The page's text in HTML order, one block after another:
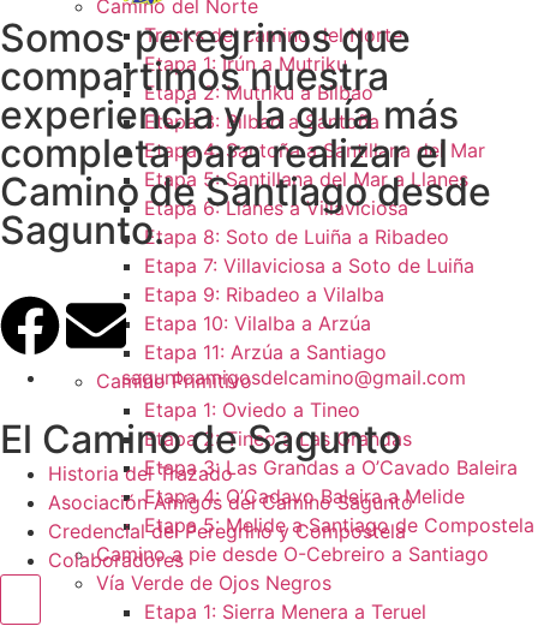
Camino del Norte
Tracks del camino del Norte
Etapa 1: Irún a Mutriku
Etapa 2: Mutriku a Bilbao
Etapa 3: Bilbao a Santoña
Etapa 4: Santoña a Santillana del Mar
Etapa 5: Santillana del Mar a Llanes
Etapa 6: Llanes a Villaviciosa
Etapa 8: Soto de Luiña a Ribadeo
Etapa 7: Villaviciosa a Soto de Luiña
Etapa 9: Ribadeo a Vilalba
Etapa 10: Vilalba a Arzúa
Etapa 11: Arzúa a Santiago
Camino Primitivo
Etapa 1: Oviedo a Tineo
Etapa 2: Tineo a Las Grandas
Etapa 3: Las Grandas a O’Cavado Baleira
Etapa 4: O’Cadavo Baleira a Melide
Etapa 5: Melide a Santiago de Compostela
Camino a pie desde O-Cebreiro a Santiago
Vía Verde de Ojos Negros
Etapa 1: Sierra Menera a Teruel
Somos peregrinos que
compartimos nuestra
experiencia y la guía más
completa para realizar el
Camino de Santiago desde
Sagunto.
saguntoamigosdelcamino@gmail.com
El Camino de Sagunto
Historia del Trazado
Asociación Amigos del Camino Sagunto
Credencial del Peregrino y Compostela
Colaboradores
Menú conmutador hamburguesa